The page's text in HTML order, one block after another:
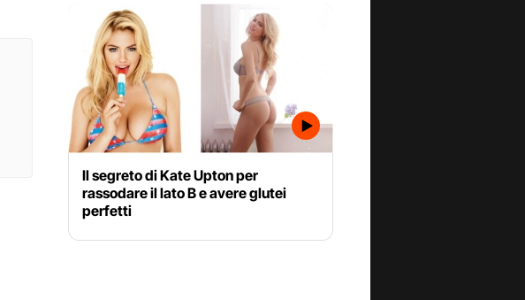
Il segreto di Kate Upton per
rassodare il lato B e avere glutei
perfetti